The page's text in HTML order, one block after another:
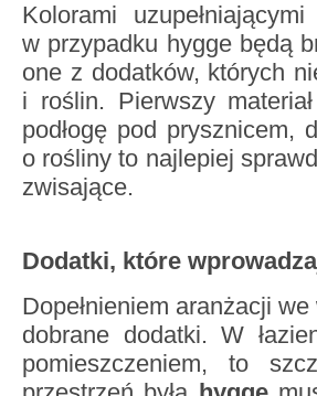
Kolorami
w przypadku hygge będą
one z dodatków, których
i roślin. Pierwszy
podłogę pod prysznicem,
o rośliny to najlepiej
zwisające.
Dodatki, które
Dopełnieniem aranżacji
dobrane dodatki. W
pomieszczeniem, to